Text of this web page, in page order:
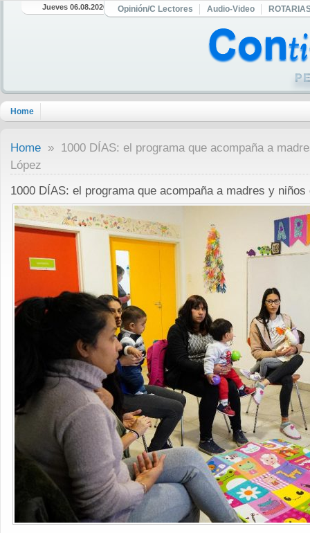
Jueves 06.08.2026 Opinión/C Lectores Audio-Video
Home
Home » 1000 DÍAS: el programa que acompaña a
López
1000 DÍAS: el programa que acompaña a madres y